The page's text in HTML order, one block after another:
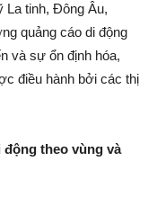
La tinh, Đông Âu,
quảng cáo di động
và sự ổn định hóa,
điều hành bởi các thị
động theo vùng và